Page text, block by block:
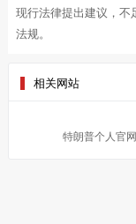
现行法律提出建议，不
法规。
相关网站
特朗普个人官网